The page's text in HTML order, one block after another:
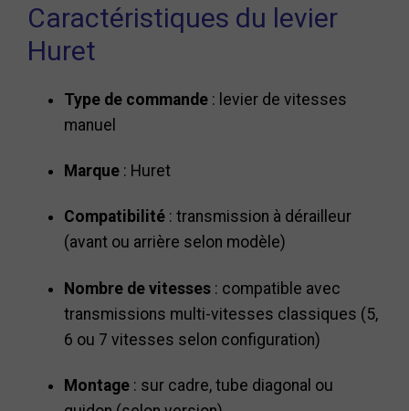
Caractéristiques du levier
Huret
Type de commande : levier de vitesses
manuel
Marque : Huret
Compatibilité : transmission à dérailleur
(avant ou arrière selon modèle)
Nombre de vitesses : compatible avec
transmissions multi-vitesses classiques (5,
6 ou 7 vitesses selon configuration)
Montage : sur cadre, tube diagonal ou